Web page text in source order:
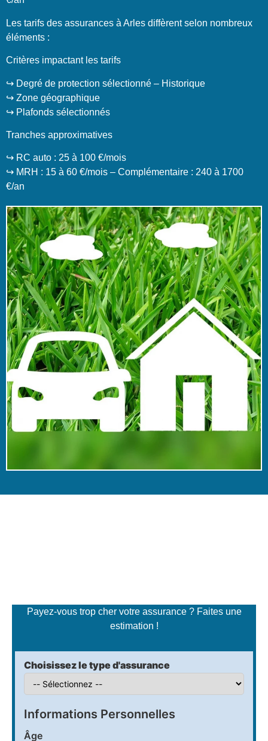
Les tarifs des assurances à Arles diffèrent selon nombreux
éléments :
Critères impactant les tarifs
↪️ Degré de protection sélectionné – Historique
↪️ Zone géographique
↪️ Plafonds sélectionnés
Tranches approximatives
↪️ RC auto : 25 à 100 €/mois
↪️ MRH : 15 à 60 €/mois – Complémentaire : 240 à 1700
€/an
Payez-vous trop cher votre assurance ? Faites une
estimation !
Choisissez le type d'assurance
Informations Personnelles
Âge